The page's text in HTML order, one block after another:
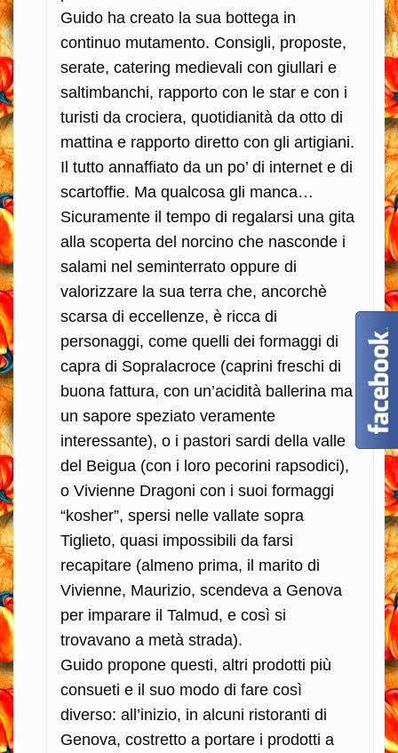
Guido ha creato la sua bottega in
continuo mutamento. Consigli, proposte,
serate, catering medievali con giullari e
saltimbanchi, rapporto con le star e con i
turisti da crociera, quotidianità da otto di
mattina e rapporto diretto con gli artigiani.
Il tutto annaffiato da un po’ di internet e di
scartoffie. Ma qualcosa gli manca…
Sicuramente il tempo di regalarsi una gita
alla scoperta del norcino che nasconde i
salami nel seminterrato oppure di
valorizzare la sua terra che, ancorchè
scarsa di eccellenze, è ricca di
personaggi, come quelli dei formaggi di
capra di Sopralacroce (caprini freschi di
buona fattura, con un’acidità ballerina ma
un sapore speziato veramente
interessante), o i pastori sardi della valle
del Beigua (con i loro pecorini rapsodici),
o Vivienne Dragoni con i suoi formaggi
“kosher”, spersi nelle vallate sopra
Tiglieto, quasi impossibili da farsi
recapitare (almeno prima, il marito di
Vivienne, Maurizio, scendeva a Genova
per imparare il Talmud, e così si
trovavano a metà strada).
Guido propone questi, altri prodotti più
consueti e il suo modo di fare così
diverso: all’inizio, in alcuni ristoranti di
Genova, costretto a portare i prodotti a